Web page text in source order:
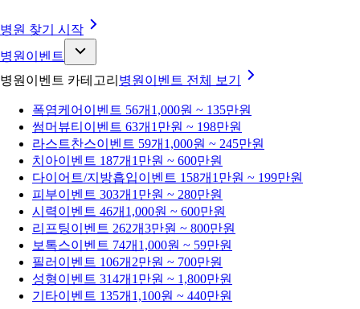
병원 찾기 시작
병원이벤트
병원이벤트 카테고리 병원이벤트 전체 보기
폭염케어 이벤트 56개 1,000원 ~ 135만원
썸머뷰티 이벤트 63개 1만원 ~ 198만원
라스트찬스이벤트 59개 1,000원 ~ 245만원
치아이벤트 187개 1만원 ~ 600만원
다이어트/지방흡입이벤트 158개 1만원 ~ 199만원
피부이벤트 303개 1만원 ~ 280만원
시력이벤트 46개 1,000원 ~ 600만원
리프팅이벤트 262개3만원 ~ 800만원
보톡스이벤트 74개 1,000원 ~ 59만원
필러 이벤트 106개 2만원 ~ 700만원
성형이벤트 314개 1만원 ~ 1,800만원
기타이벤트 135개 1,100원 ~ 440만원